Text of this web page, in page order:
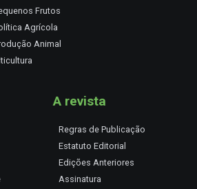
Frutos
Agrícola
Animal
A revista
Regras de Publicação
Estatuto Editorial
Edições Anteriores
Assinatura